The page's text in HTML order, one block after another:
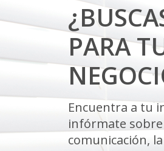
PARA
Encuentra a tu
infórmate
comunicación,